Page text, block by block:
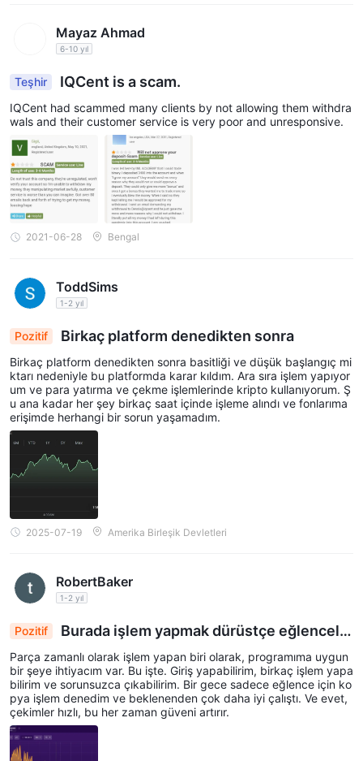
Mayaz Ahmad
6-10 yıl
Teşhir IQCent is a scam.
IQCent had scammed many clients by not allowing them withdra
wals and their customer service is very poor and unresponsive.
2021-06-28 Bengal
ToddSims
1-2 yıl
Pozitif Birkaç platform denedikten sonra
Birkaç platform denedikten sonra basitliği ve düşük başlangıç mi
ktarı nedeniyle bu platformda karar kıldım. Ara sıra işlem yapıyor
um ve para yatırma ve çekme işlemlerinde kripto kullanıyorum. Ş
u ana kadar her şey birkaç saat içinde işleme alındı ve fonlarıma
erişimde herhangi bir sorun yaşamadım.
2025-07-19 Amerika Birleşik Devletleri
RobertBaker
1-2 yıl
Pozitif
Burada işlem yapmak dürüstçe eğlenceli
bir yan iş gibi hissettiriyor
Parça zamanlı olarak işlem yapan biri olarak, programıma uygun
bir şeye ihtiyacım var. Bu işte. Giriş yapabilirim, birkaç işlem yapa
bilirim ve sorunsuzca çıkabilirim. Bir gece sadece eğlence için ko
pya işlem denedim ve beklenenden çok daha iyi çalıştı. Ve evet,
çekimler hızlı, bu her zaman güveni artırır.